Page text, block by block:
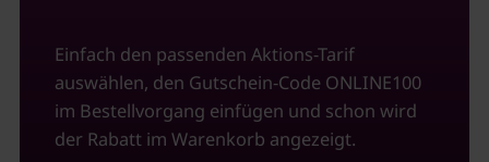
Einfach den passenden Aktions-Tarif
auswählen, den Gutschein-Code ONLINE100
im Bestellvorgang einfügen und schon wird
der Rabatt im Warenkorb angezeigt.